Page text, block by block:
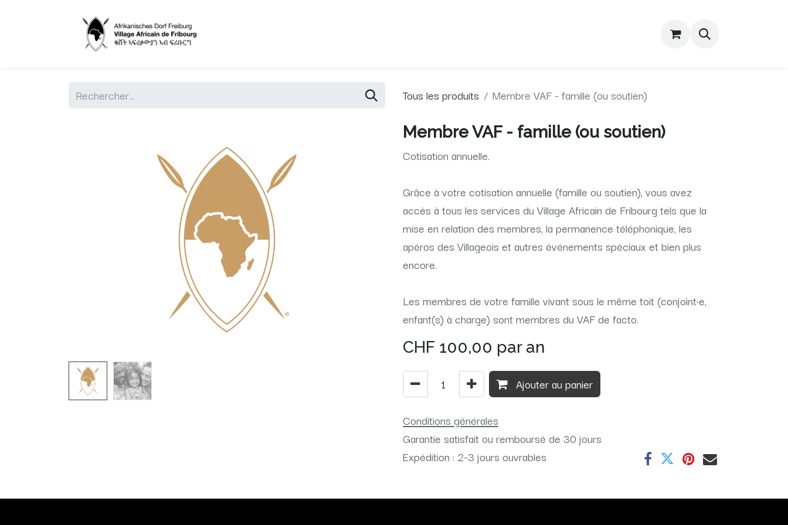
Boutique
Tous les produits Membre VAF - famille (ou soutien)
Membre VAF - famille (ou soutien)
Cotisation annuelle.
Grâce à votre cotisation annuelle (famille ou soutien), vous avez
accès à tous les services du Village Africain de Fribourg tels que la
mise en relation des membres, la permanence téléphonique, les
apéros des Villageois et autres événements spéciaux et bien plus
encore.
Les membres de votre famille vivant sous le même toit (conjoint·e,
enfant(s) à charge) sont membres du VAF de facto.
CHF 100,00 par an
Ajouter au panier
Conditions générales
Garantie satisfait ou remboursé de 30 jours
Expédition : 2-3 jours ouvrables